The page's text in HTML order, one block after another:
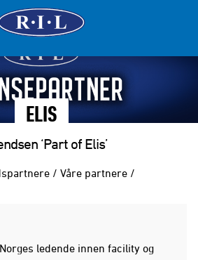
ELIS
‘Part of Elis’
/ Våre partnere /
ledende innen facility og